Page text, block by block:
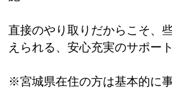
直接のやり取りだからこそ、
えられる、安心充実のサポー
※宮城県在住の方は基本的に